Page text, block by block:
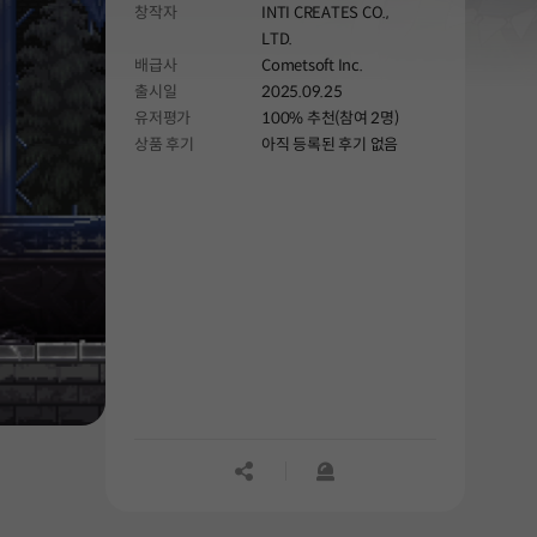
창작자
INTI CREATES CO.,
LTD.
배급사
Cometsoft Inc.
출시일
2025.09.25
유저평가
100% 추천(참여 2명)
상품 후기
아직 등록된 후기 없음
공유하기신고하기